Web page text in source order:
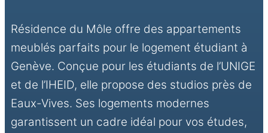
Résidence du Môle offre des appartements
meublés parfaits pour le logement étudiant à
Genève. Conçue pour les étudiants de l’UNIGE
et de l’IHEID, elle propose des studios près de
Eaux-Vives. Ses logements modernes
garantissent un cadre idéal pour vos études,